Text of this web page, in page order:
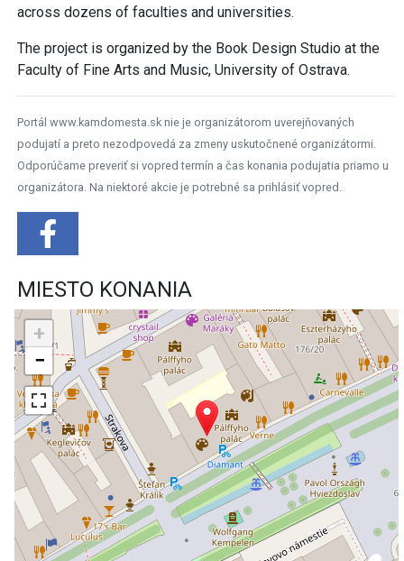
across dozens of faculties and universities.
The project is organized by the Book Design Studio at the
Faculty of Fine Arts and Music, University of Ostrava.
Portál www.kamdomesta.sk nie je organizátorom uverejňovaných
podujatí a preto nezodpovedá za zmeny uskutočnené organizátormi.
Odporúčame preveriť si vopred termín a čas konania podujatia priamo u
organizátora. Na niektoré akcie je potrebné sa prihlásiť vopred.
MIESTO KONANIA
+
−